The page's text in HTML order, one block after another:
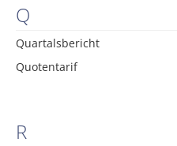
Q
Quartalsbericht
Quotentarif
R